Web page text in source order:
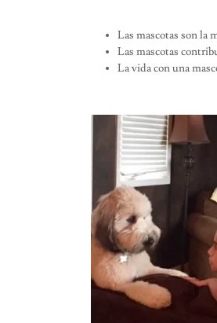
Las mascotas son la
Las mascotas
La vida con una